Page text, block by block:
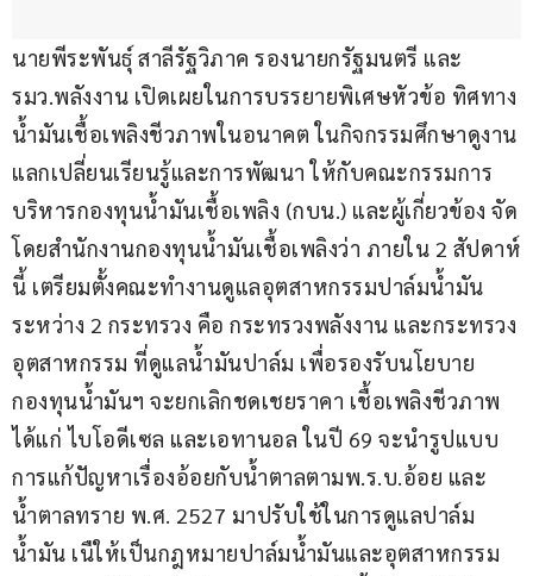
นายพีระพันธุ์ สาลีรัฐวิภาค รองนายกรัฐมนตรี และ
รมว.พลังงาน เปิดเผยในการบรรยายพิเศษหัวข้อ ทิศทาง
น้ำมันเชื้อเพลิงชีวภาพในอนาคต ในกิจกรรมศึกษาดูงาน
แลกเปลี่ยนเรียนรู้และการพัฒนา ให้กับคณะกรรมการ
บริหารกองทุนน้ำมันเชื้อเพลิง (กบน.) และผู้เกี่ยวข้อง จัด
โดยสำนักงานกองทุนน้ำมันเชื้อเพลิงว่า ภายใน 2 สัปดาห์
นี้ เตรียมตั้งคณะทำงานดูแลอุตสาหกรรมปาล์มน้ำมัน
ระหว่าง 2 กระทรวง คือ กระทรวงพลังงาน และกระทรวง
อุตสาหกรรม ที่ดูแลน้ำมันปาล์ม เพื่อรองรับนโยบาย
กองทุนน้ำมันฯ จะยกเลิกชดเชยราคา เชื้อเพลิงชีวภาพ
ได้แก่ ไบโอดีเซล และเอทานอล ในปี 69 จะนำรูปแบบ
การแก้ปัญหาเรื่องอ้อยกับน้ำตาลตามพ.ร.บ.อ้อย และ
น้ำตาลทราย พ.ศ. 2527 มาปรับใช้ในการดูแลปาล์ม
น้ำมัน เนืให้เป็นกฎหมายปาล์มน้ำมันและอุตสาหกรรม